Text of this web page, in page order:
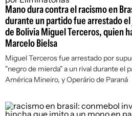
Mano dura contra el racismo en
durante un partido fue arrestado
de Bolivia Miguel Terceros, quien
Marcelo Bielsa
Miguel Terceros fue arrestado por
"negro de mierda" a un rival durante el
América Mineiro, y Operário de Paraná